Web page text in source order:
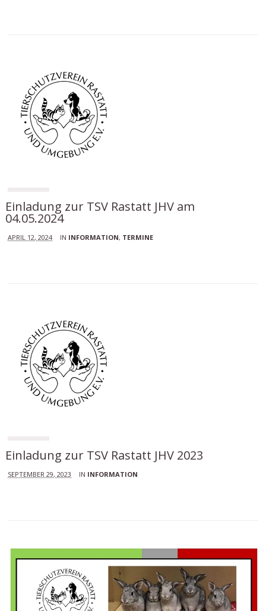
Einladung zur TSV Rastatt JHV am
04.05.2024
APRIL 12, 2024 IN INFORMATION, TERMINE
Einladung zur TSV Rastatt JHV 2023
SEPTEMBER 29, 2023 IN INFORMATION